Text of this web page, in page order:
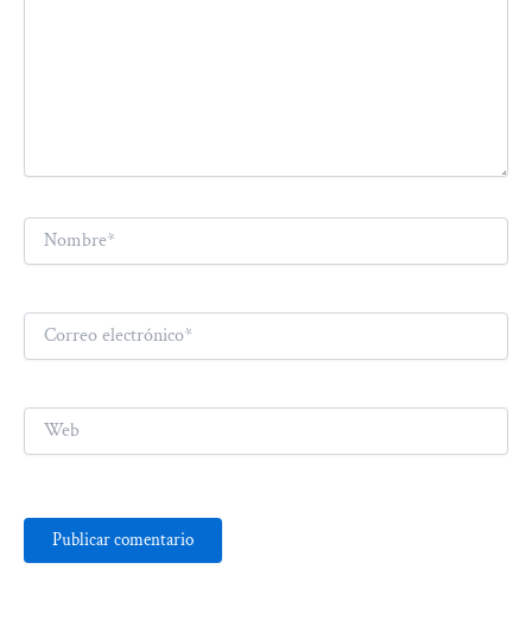
Nombre*
Correo
electrónico*
Web